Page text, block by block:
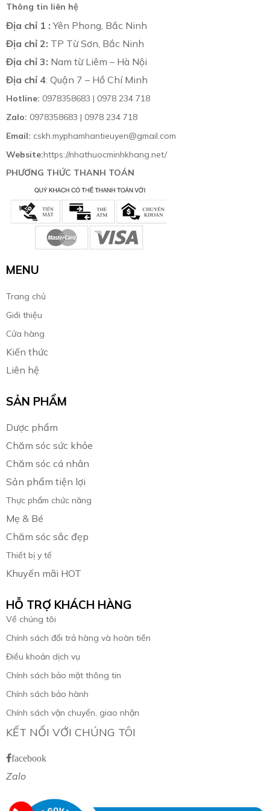
Thông tin liên hệ
Địa chỉ 1 :Yên Phong, Bắc Ninh
Địa chỉ 2: TP Từ Sơn, Bắc Ninh
Địa chỉ 3: Nam từ Liêm – Hà Nội
Địa chỉ 4: Quận 7 – Hồ Chí Minh
Hotline: 0978358683 | 0978 234 718
Zalo: 0978358683 | 0978 234 718
Email: cskh.myphamhantieuyen@gmail.com
Website:https://nhathuocminhkhang.net/
PHƯƠNG THỨC THANH TOÁN
MENU
Trang chủ
Giới thiệu
Cửa hàng
Kiến thức
Liên hệ
SẢN PHẨM
Dược phẩm
Chăm sóc sức khỏe
Chăm sóc cá nhân
Sản phẩm tiện lợi
Thực phẩm chức năng
Mẹ & Bé
Chăm sóc sắc đẹp
Thiết bị y tế
Khuyến mãi HOT
HỖ TRỢ KHÁCH HÀNG
Về chúng tôi
Chính sách đổi trả hàng và hoàn tiền
Điều khoản dịch vụ
Chính sách bảo mật thông tin
Chính sách bảo hành
Chính sách vận chuyển, giao nhận
KẾT NỐI VỚI CHÚNG TÔI
facebook
Zalo